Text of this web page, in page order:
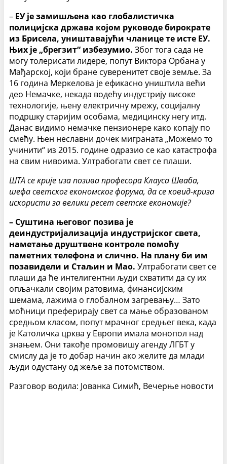
– ЕУ је замишљена као глобалистичка
полицијска држава којом руководе бирократе
из Брисела, уништавајући чланице те исте ЕУ.
Њих је „брегзит“ избезумио. Због тога сада не
могу толерисати лидере, попут Виктора Орбана у
Мађарској, који бране суверенитет своје земље. За
16 година Меркелова је ефикасно уништила већи
део Немачке, некада водећу индустрију високе
технологије, њену електричну мрежу, социјалну
подршку старијим особама, медицинску негу итд.
Данас видимо немачке пензионере како копају по
смећу. Њен неславни дочек миграната „Можемо то
учинити“ из 2015. године одразио се као катастрофа
на свим нивоима. Ултрабогати свет се плаши.
ШТА се крије иза позива професора Клауса Шваба,
шефа светског економског форума, да се ковид-криза
искористи за велики ресет светске економије?
– Суштина његовог позива је
деиндустријализација индустријског света,
наметање друштвене контроле помоћу
паметних телефона и слично. На плану би им
позавидели и Стаљин и Мао. Ултрабогати свет се
плаши да ће интелигентни људи схватити да су их
опљачкали својим ратовима, финансијским
шемама, лажима о глобалном загревању… Зато
моћници преферирају свет са мање образованом
средњом класом, попут мрачног средњег века, када
је Католичка црква у Европи имала монопол над
знањем. Они такође промовишу агенду ЛГБТ у
смислу да је то добар начин ако желите да млади
људи одустану од жеље за потомством.
Разговор водила: Јованка Симић, Вечерње новости